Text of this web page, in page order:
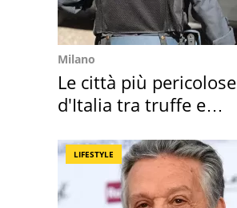
Milano
Le città più pericolose
d'Italia tra truffe e
LIFESTYLE